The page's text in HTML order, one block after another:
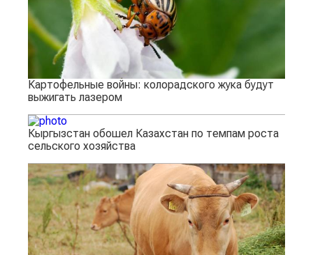
Картофельные войны: колорадского жука будут
выжигать лазером
Кыргызстан обошел Казахстан по темпам роста
сельского хозяйства